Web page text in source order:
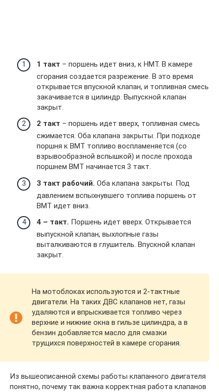
1 такт – поршень идет вниз, к НМТ. В камере
сгорания создается разрежение. В это время
открывается впускной клапан, и топливная смесь
закачивается в цилиндр. Выпускной клапан
закрыт.
2 такт – поршень идет вверх, топливная смесь
сжимается. Оба клапана закрыты. При подходе
поршня к ВМТ топливо воспламеняется (со
взрывообразной вспышкой) и после прохода
поршнем ВМТ начинается 3 такт.
3 такт рабочий. Оба клапана закрыты. Под
давлением вспыхнувшего топлива поршень от
ВМТ идет вниз.
4 – такт. Поршень идет вверх. Открывается
выпускной клапан, выхлопные газы
выталкиваются в глушитель. Впускной клапан
закрыт.
На мотоблоках используются и 2-тактные
двигатели. На таких ДВС клапанов нет, газы
удаляются и впрыскивается топливо через
верхние и нижние окна в гильзе цилиндра, а в
бензин добавляется масло для смазки
трущихся поверхностей в камере сгорания.
Из вышеописанной схемы работы клапанного двигателя
понятно, почему так важна корректная работа клапанов